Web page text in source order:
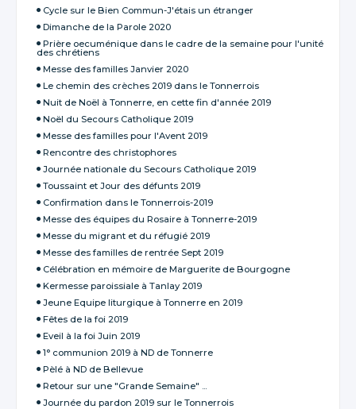
Cycle sur le Bien Commun-J'étais un étranger
Dimanche de la Parole 2020
Prière oecuménique dans le cadre de la semaine pour l'unité
des chrétiens
Messe des familles Janvier 2020
Le chemin des crèches 2019 dans le Tonnerrois
Nuit de Noël à Tonnerre, en cette fin d'année 2019
Noël du Secours Catholique 2019
Messe des familles pour l'Avent 2019
Rencontre des christophores
Journée nationale du Secours Catholique 2019
Toussaint et Jour des défunts 2019
Confirmation dans le Tonnerrois-2019
Messe des équipes du Rosaire à Tonnerre-2019
Messe du migrant et du réfugié 2019
Messe des familles de rentrée Sept 2019
Célébration en mémoire de Marguerite de Bourgogne
Kermesse paroissiale à Tanlay 2019
Jeune Equipe liturgique à Tonnerre en 2019
Fêtes de la foi 2019
Eveil à la foi Juin 2019
1° communion 2019 à ND de Tonnerre
Pèlé à ND de Bellevue
Retour sur une "Grande Semaine" ...
Journée du pardon 2019 sur le Tonnerrois